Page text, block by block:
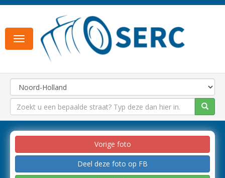
Toggle
navigation
Vorige foto
Deel deze foto op FB